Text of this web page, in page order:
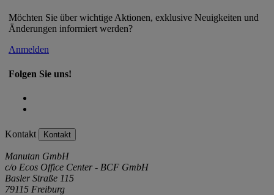
Möchten Sie über wichtige Aktionen, exklusive Neuigkeiten und
Änderungen informiert werden?
Anmelden
Folgen Sie uns!
Kontakt Kontakt
Manutan GmbH
c/o Ecos Office Center - BCF GmbH
Basler Straße 115
79115 Freiburg